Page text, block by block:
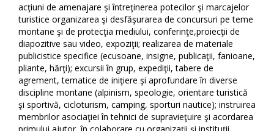
acţiuni de amenajare şi întreţinerea potecilor şi marcajelor
turistice organizarea şi desfăşurarea de concursuri pe teme
montane şi de protecţia mediului, conferinţe,proiecţii de
diapozitive sau video, expoziţii; realizarea de materiale
publicistice specifice (ecusoane, insigne, publicaţii, fanioane,
pliante, hărţi); excursii în grup, expediţii, tabere de
agrement, tematice de iniţiere şi aprofundare în diverse
discipline montane (alpinism, speologie, orientare turistică
şi sportivă, cicloturism, camping, sporturi nautice); instruirea
membrilor asociaţiei în tehnici de supravieţuire şi acordarea
primului ajutor, în colaborare cu organizaţii şi instituţii